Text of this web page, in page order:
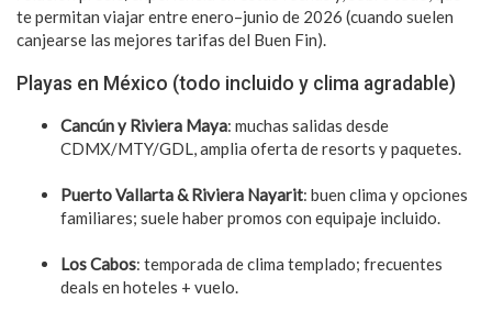
te permitan viajar entre enero–junio de 2026 (cuando suelen
canjearse las mejores tarifas del Buen Fin).
Playas en México (todo incluido y clima agradable)
Cancún y Riviera Maya: muchas salidas desde
CDMX/MTY/GDL, amplia oferta de resorts y paquetes.
Puerto Vallarta & Riviera Nayarit: buen clima y opciones
familiares; suele haber promos con equipaje incluido.
Los Cabos: temporada de clima templado; frecuentes
deals en hoteles + vuelo.